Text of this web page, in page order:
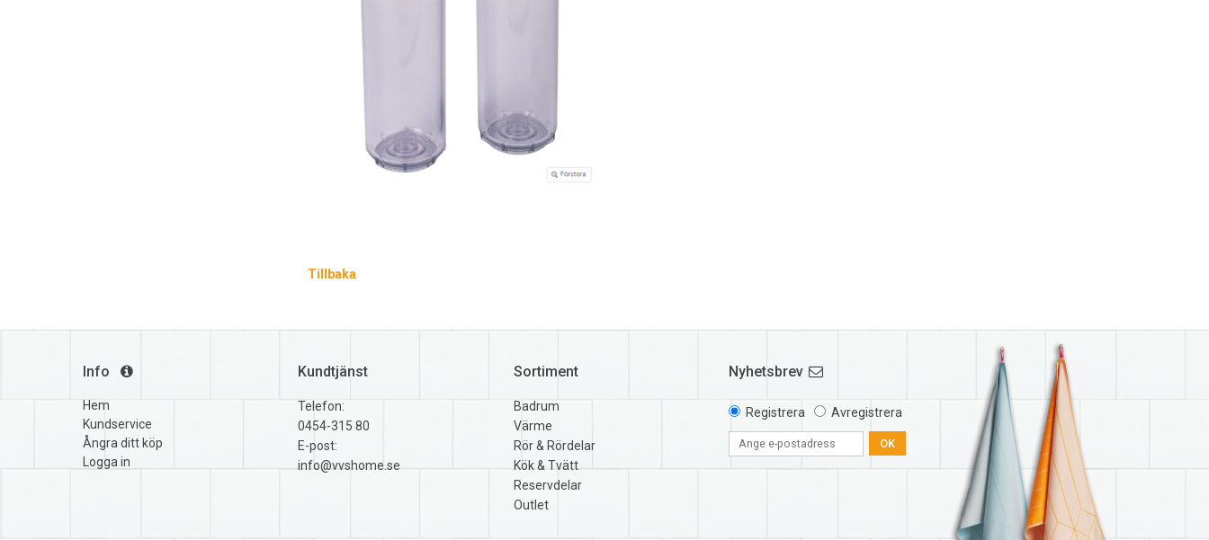
Tillbaka
Info
Hem
Kundservice
Ångra ditt köp
Logga in
Kundtjänst
Telefon:
0454-315 80
E-post:
info@vvshome.se
Sortiment
Badrum
Värme
Rör & Rördelar
Kök & Tvätt
Reservdelar
Outlet
Nyhetsbrev
Registrera Avregistrera
OK